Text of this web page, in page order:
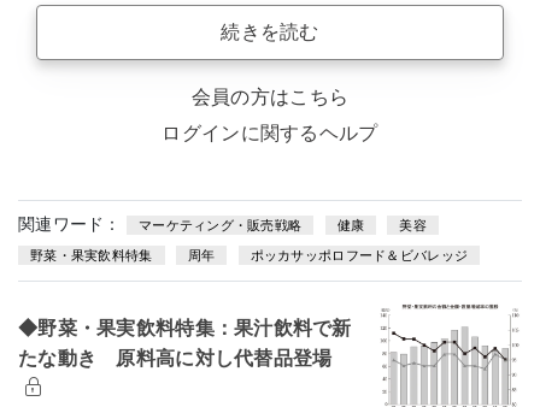
続きを読む
会員の方はこちら
ログインに関するヘルプ
関連ワード： マーケティング・販売戦略 健康 美容
野菜・果実飲料特集 周年 ポッカサッポロフード＆ビバレッジ
◆野菜・果実飲料特集：果汁飲料で新
たな動き 原料高に対し代替品登場